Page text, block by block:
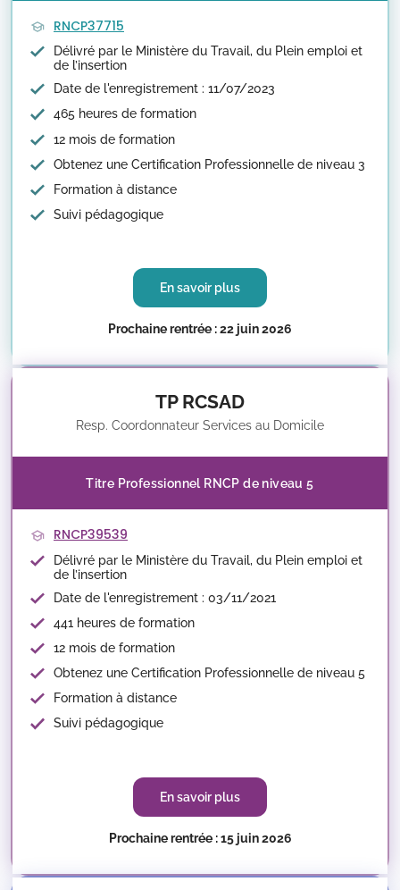
RNCP37715
Délivré par le Ministère du Travail, du Plein emploi et
de l’insertion
Date de l'enregistrement : 11/07/2023
465 heures de formation
12 mois de formation
Obtenez une Certification Professionnelle de niveau 3
Formation à distance
Suivi pédagogique
En savoir plus
Prochaine rentrée : 22 juin 2026
TP RCSAD
Resp. Coordonnateur Services au Domicile
Titre Professionnel RNCP de niveau 5
RNCP39539
Délivré par le Ministère du Travail, du Plein emploi et
de l’insertion
Date de l'enregistrement : 03/11/2021
441 heures de formation
12 mois de formation
Obtenez une Certification Professionnelle de niveau 5
Formation à distance
Suivi pédagogique
En savoir plus
Prochaine rentrée : 15 juin 2026